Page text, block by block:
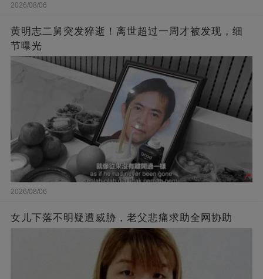
2026/08/06
黄明志二舅突发猝逝！离世超过一周才被发现，细
节曝光
2026/08/06
女儿下落不明疑遭威胁，老父悲痛求助全网协助